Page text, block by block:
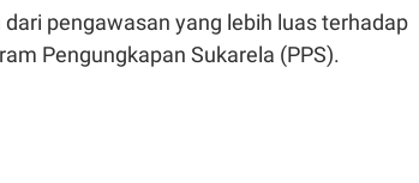
pengawasan yang lebih luas terhadap
Pengungkapan Sukarela (PPS).